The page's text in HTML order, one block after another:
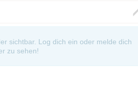
sichtbar. Log dich ein oder melde dich
zu sehen!